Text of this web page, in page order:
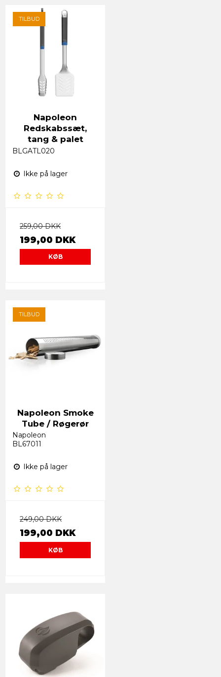
TILBUD
Napoleon
Redskabssæt,
tang & palet
BLGATL020
Ikke på lager
259,00 DKK
199,00 DKK
KØB
TILBUD
Napoleon Smoke
Tube / Røgerør
Napoleon
BL67011
Ikke på lager
249,00 DKK
199,00 DKK
KØB